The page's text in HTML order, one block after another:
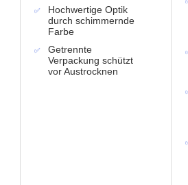
Hochwertige Optik
durch schimmernde
Farbe
Getrennte
Verpackung schützt
vor Austrocknen